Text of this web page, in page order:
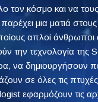
τον κόσμο και να
μια ματιά
απλοί
την τεχνολογία της
να δημιουργήσουν
σε όλες τις
εφαρμόζουν τις